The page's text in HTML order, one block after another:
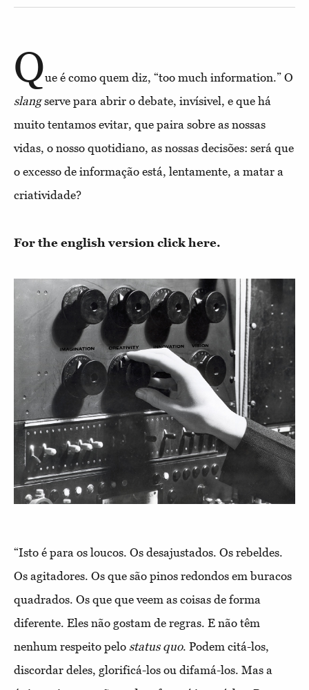
Que é como quem diz, “too much information.” O
slangserve para abrir o debate, invísivel, e que há
muito tentamos evitar, que paira sobre as nossas
vidas, o nosso quotidiano, as nossas decisões: será que
o excesso de informação está, lentamente, a matar a
criatividade?
For the english version click here.
“Isto é para os loucos. Os desajustados. Os rebeldes.
Os agitadores. Os que são pinos redondos em buracos
quadrados. Os que que veem as coisas de forma
diferente. Eles não gostam de regras. E não têm
nenhum respeito pelo status quo. Podem citá-los,
discordar deles, glorificá-los ou difamá-los. Mas a